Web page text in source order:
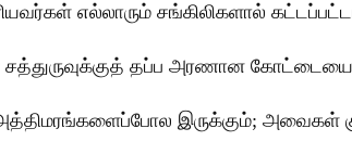
எல்லாரும் சங்கிலிகளால்
தப்ப அரணான
இருக்கும்; அவைகள்